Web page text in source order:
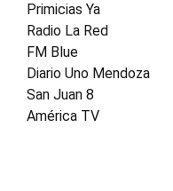
Primicias Ya
Radio La Red
FM Blue
Diario Uno Mendoza
San Juan 8
América TV